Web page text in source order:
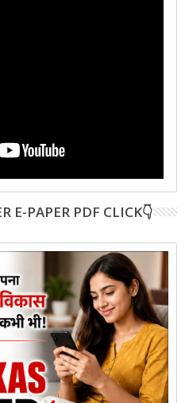
E-PAPER PDF CLICK👇